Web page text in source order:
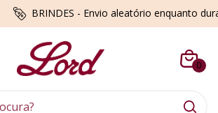
BRINDES - Envio aleatório enquanto
0